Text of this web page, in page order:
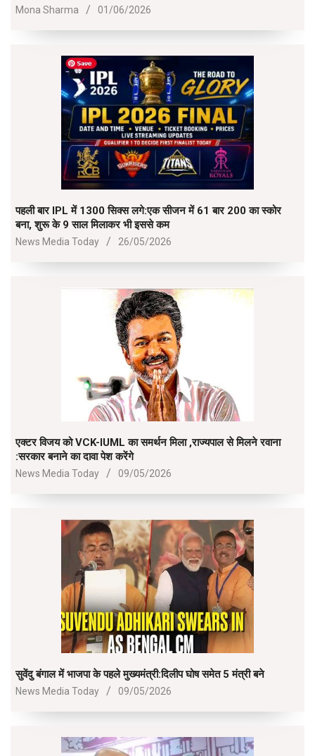
2026-
Mona Sharma 01/06/2026
पहली बार IPL में 1300 सिक्स लगे:एक सीजन में 61 बार 200 का स्कोर
बना, शुरू के 9 साल मिलाकर भी इससे कम
2026-
News Media Today 26/05/2026
एक्टर विजय को VCK-IUML का समर्थन मिला ,राज्यपाल से मिलने रवाना
:सरकार बनाने का दावा पेश करेंगे
2026-
News Media Today 09/05/2026
सुवेंदु बंगाल में भाजपा के पहले मुख्यमंत्री:दिलीप घोष समेत 5 मंत्री बने
2026-
News Media Today 09/05/2026